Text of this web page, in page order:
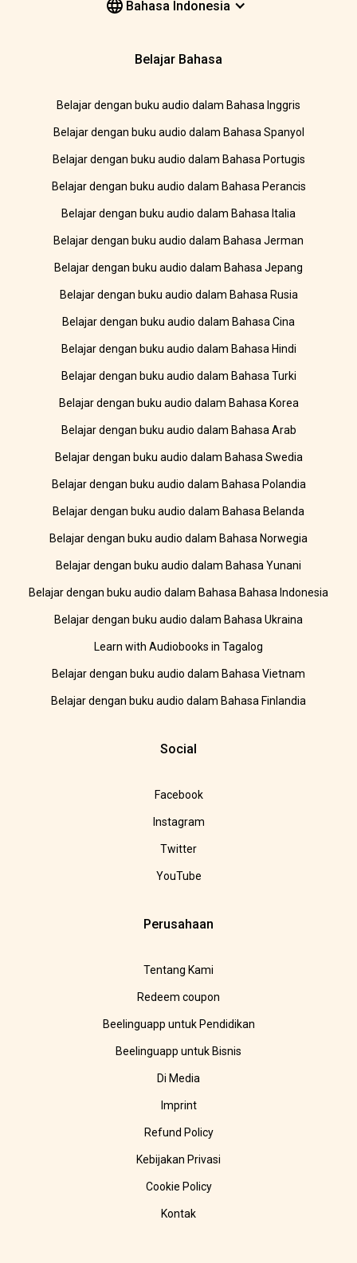
Bahasa Indonesia
Belajar Bahasa
Belajar dengan buku audio dalam Bahasa Inggris
Belajar dengan buku audio dalam Bahasa Spanyol
Belajar dengan buku audio dalam Bahasa Portugis
Belajar dengan buku audio dalam Bahasa Perancis
Belajar dengan buku audio dalam Bahasa Italia
Belajar dengan buku audio dalam Bahasa Jerman
Belajar dengan buku audio dalam Bahasa Jepang
Belajar dengan buku audio dalam Bahasa Rusia
Belajar dengan buku audio dalam Bahasa Cina
Belajar dengan buku audio dalam Bahasa Hindi
Belajar dengan buku audio dalam Bahasa Turki
Belajar dengan buku audio dalam Bahasa Korea
Belajar dengan buku audio dalam Bahasa Arab
Belajar dengan buku audio dalam Bahasa Swedia
Belajar dengan buku audio dalam Bahasa Polandia
Belajar dengan buku audio dalam Bahasa Belanda
Belajar dengan buku audio dalam Bahasa Norwegia
Belajar dengan buku audio dalam Bahasa Yunani
Belajar dengan buku audio dalam Bahasa Bahasa Indonesia
Belajar dengan buku audio dalam Bahasa Ukraina
Learn with Audiobooks in Tagalog
Belajar dengan buku audio dalam Bahasa Vietnam
Belajar dengan buku audio dalam Bahasa Finlandia
Social
Facebook
Instagram
Twitter
YouTube
Perusahaan
Tentang Kami
Redeem coupon
Beelinguapp untuk Pendidikan
Beelinguapp untuk Bisnis
Di Media
Imprint
Refund Policy
Kebijakan Privasi
Cookie Policy
Kontak